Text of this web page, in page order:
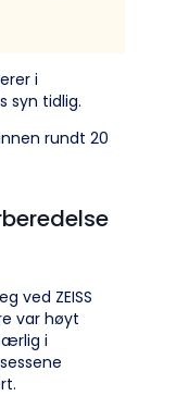
i
syn tidlig.
rundt 20
ved ZEISS
var høyt
i